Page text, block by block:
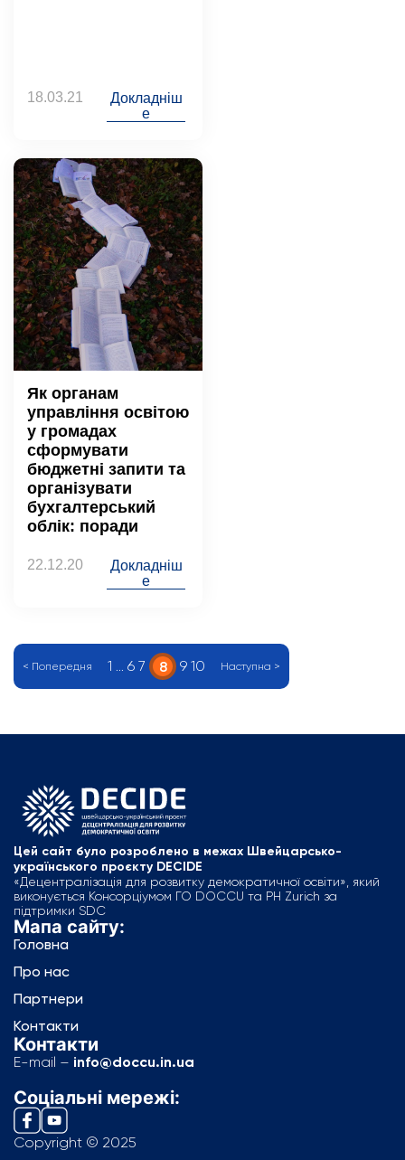
18.03.21
Докладніш
е
Як органам
управління освітою
у громадах
сформувати
бюджетні запити та
організувати
бухгалтерський
облік: поради
22.12.20
Докладніш
е
< Попередня 1 6 7 8 9 10 Наступна >
Цей сайт було розроблено в межах Швейцарсько-
українського проєкту DECIDE
«Децентралізація для розвитку демократичної освіти», який
виконується Консорціумом ГО DOCCU та PH Zurich за
підтримки SDC
Мапа сайту:
Головна
Про нас
Партнери
Контакти
Контакти
E-mail – info@doccu.in.ua
Соціальні мережі:
Copyright © 2025